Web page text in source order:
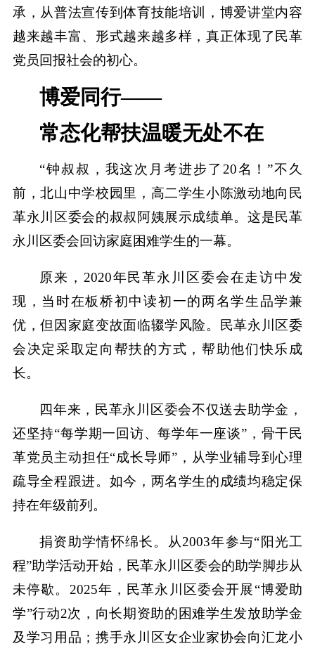
承，从普法宣传到体育技能培训，博爱讲堂内容
越来越丰富、形式越来越多样，真正体现了民革
党员回报社会的初心。
博爱同行——
常态化帮扶温暖无处不在
“钟叔叔，我这次月考进步了20名！”不久
前，北山中学校园里，高二学生小陈激动地向民
革永川区委会的叔叔阿姨展示成绩单。这是民革
永川区委会回访家庭困难学生的一幕。
原来，2020年民革永川区委会在走访中发
现，当时在板桥初中读初一的两名学生品学兼
优，但因家庭变故面临辍学风险。民革永川区委
会决定采取定向帮扶的方式，帮助他们快乐成
长。
四年来，民革永川区委会不仅送去助学金，
还坚持“每学期一回访、每学年一座谈”，骨干民
革党员主动担任“成长导师”，从学业辅导到心理
疏导全程跟进。如今，两名学生的成绩均稳定保
持在年级前列。
捐资助学情怀绵长。从2003年参与“阳光工
程”助学活动开始，民革永川区委会的助学脚步从
未停歇。2025年，民革永川区委会开展“博爱助
学”行动2次，向长期资助的困难学生发放助学金
及学习用品；携手永川区女企业家协会向汇龙小